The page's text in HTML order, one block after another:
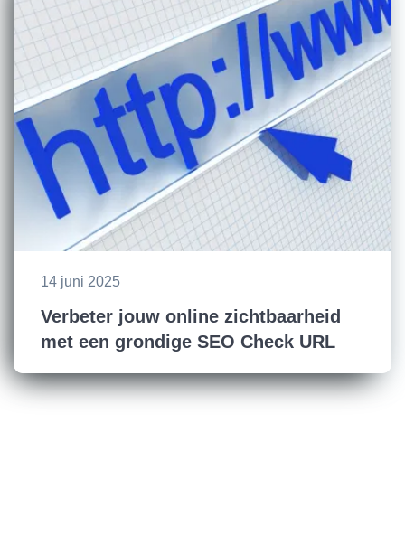
14 juni 2025
Verbeter jouw online zichtbaarheid
met een grondige SEO Check URL